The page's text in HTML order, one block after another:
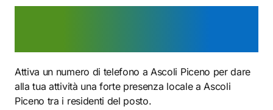
Attiva un numero di telefono a Ascoli Piceno per dare
alla tua attività una forte presenza locale a Ascoli
Piceno tra i residenti del posto.